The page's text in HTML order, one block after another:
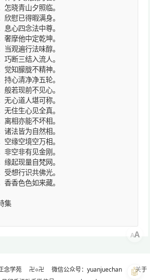
怎晓青山夕照临。
欣慰已得暇满身。
息心四念法中尊。
奢摩他中定乾坤。
当观遍行法味醇。
巧断三结入流人。
觉知朦胧不精神。
持心清净净五轮。
般若现前不见心。
无心道人堪可称。
无住生心见全真。
离相亦能不坏相。
诸法皆为自然相。
空缘空境空万相。
非空非有见金刚。
缘起现量自梵网。
受想行识共佛光。
香香色色如来藏。
集
念学苑卍○卍 微信公众号：yuanjuechan
关于
AA
🤖